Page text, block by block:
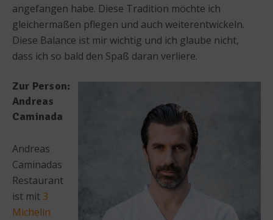
angefangen habe. Diese Tradition möchte ich
gleichermaßen pflegen und auch weiterentwickeln.
Diese Balance ist mir wichtig und ich glaube nicht,
dass ich so bald den Spaß daran verliere.
Zur Person:
Andreas
Caminada
Andreas
Caminadas
Restaurant
ist mit 3
Michelin